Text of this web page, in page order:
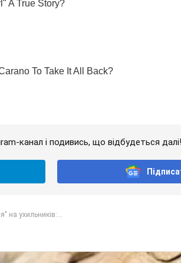
канал і подивись, що відбудеться далі!
на ухильників:...